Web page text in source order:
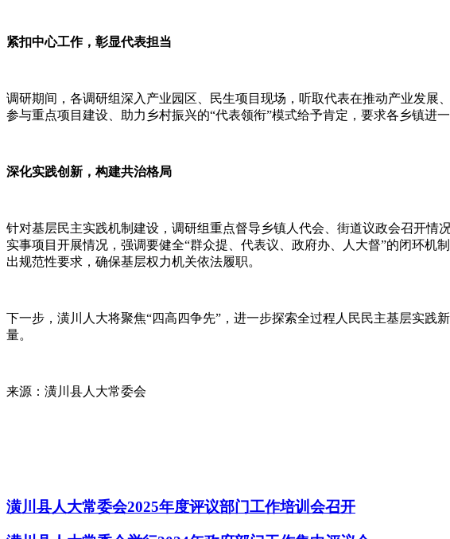
‌紧扣中心工作，彰显代表担当‌
调研期间，各调研组深入产业园区、民生项目现场，听取代表在推动产业发
参与重点项目建设、助力乡村振兴的“代表领衔”模式给予肯定，要求各乡镇进
‌深化实践创新，构建共治格局‌
针对基层民主实践机制建设，调研组重点督导乡镇人代会、街道议政会召开
实事项目开展情况，强调要健全“群众提、代表议、政府办、人大督”的闭环机
出规范性要求，确保基层权力机关依法履职。
下一步，潢川人大将聚焦“四高四争先”，进一步探索全过程人民民主基层实
量。
来源：潢川县人大常委会
潢川县人大常委会2025年度评议部门工作培训会召开